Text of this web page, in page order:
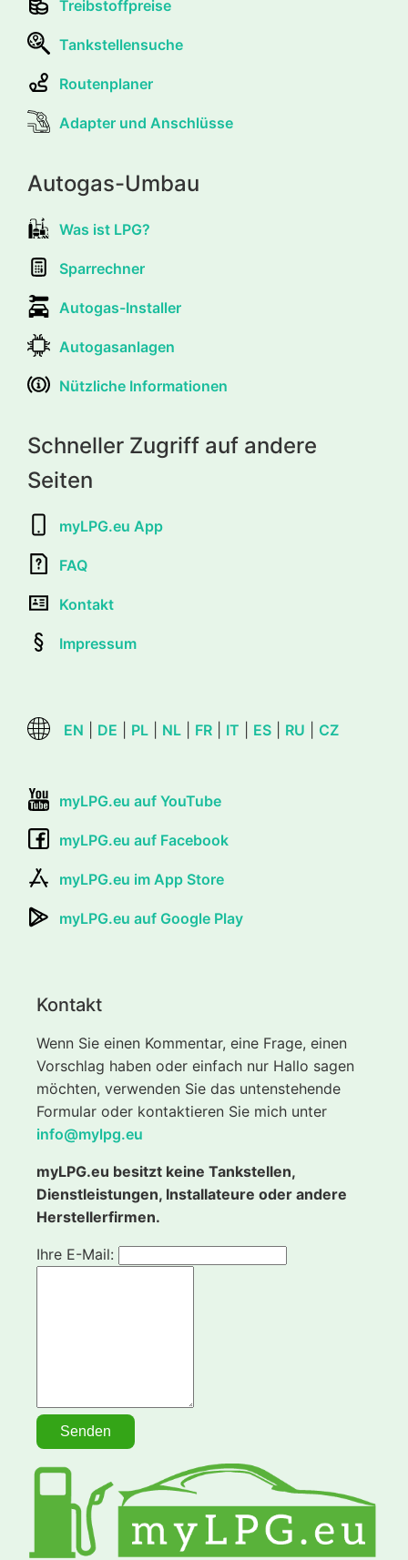
Treibstoffpreise
Tankstellensuche
Routenplaner
Adapter und Anschlüsse
Autogas-Umbau
Was ist LPG?
Sparrechner
Autogas-Installer
Autogasanlagen
Nützliche Informationen
Schneller Zugriff auf andere
Seiten
myLPG.eu App
FAQ
Kontakt
Impressum
EN DE PL NL FR IT ES RU CZ
myLPG.eu auf YouTube
myLPG.eu auf Facebook
myLPG.eu im App Store
myLPG.eu auf Google Play
Kontakt
Wenn Sie einen Kommentar, eine Frage, einen
Vorschlag haben oder einfach nur Hallo sagen
möchten, verwenden Sie das untenstehende
Formular oder kontaktieren Sie mich unter
info@mylpg.eu
myLPG.eu besitzt keine Tankstellen,
Dienstleistungen, Installateure oder andere
Herstellerfirmen.
Ihre E-Mail: